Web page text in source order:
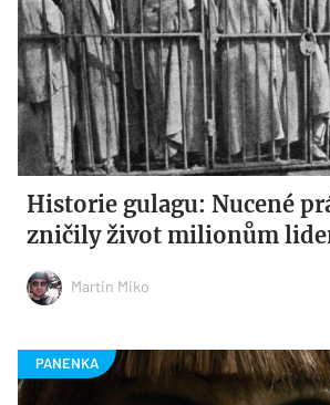
Historie gulagu: Nucené
zničily život milionům
Martin Miko